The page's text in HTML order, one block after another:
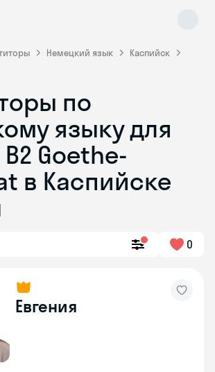
Немецкий язык
Каспийск
по
языку для
Goethe-
в Каспийске
0
Евгения